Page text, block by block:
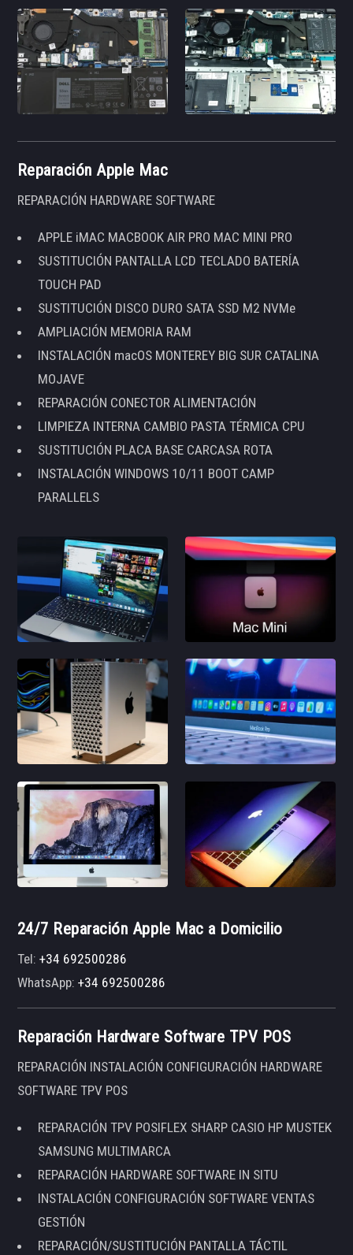
Reparación Apple Mac
REPARACIÓN HARDWARE SOFTWARE
APPLE iMAC MACBOOK AIR PRO MAC MINI PRO
SUSTITUCIÓN PANTALLA LCD TECLADO BATERÍA
TOUCH PAD
SUSTITUCIÓN DISCO DURO SATA SSD M2 NVMe
AMPLIACIÓN MEMORIA RAM
INSTALACIÓN macOS MONTEREY BIG SUR CATALINA
MOJAVE
REPARACIÓN CONECTOR ALIMENTACIÓN
LIMPIEZA INTERNA CAMBIO PASTA TÉRMICA CPU
SUSTITUCIÓN PLACA BASE CARCASA ROTA
INSTALACIÓN WINDOWS 10/11 BOOT CAMP
PARALLELS
24/7 Reparación Apple Mac a Domicilio
Tel:+34 692500286
WhatsApp:+34 692500286
Reparación Hardware Software TPV POS
REPARACIÓN INSTALACIÓN CONFIGURACIÓN HARDWARE
SOFTWARE TPV POS
REPARACIÓN TPV POSIFLEX SHARP CASIO HP MUSTEK
SAMSUNG MULTIMARCA
REPARACIÓN HARDWARE SOFTWARE IN SITU
INSTALACIÓN CONFIGURACIÓN SOFTWARE VENTAS
GESTIÓN
REPARACIÓN/SUSTITUCIÓN PANTALLA TÁCTIL